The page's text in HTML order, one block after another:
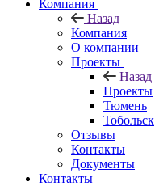
Компания
Назад
Компания
О компании
Проекты
Назад
Проекты
Тюмень
Тобольск
Отзывы
Контакты
Документы
Контакты